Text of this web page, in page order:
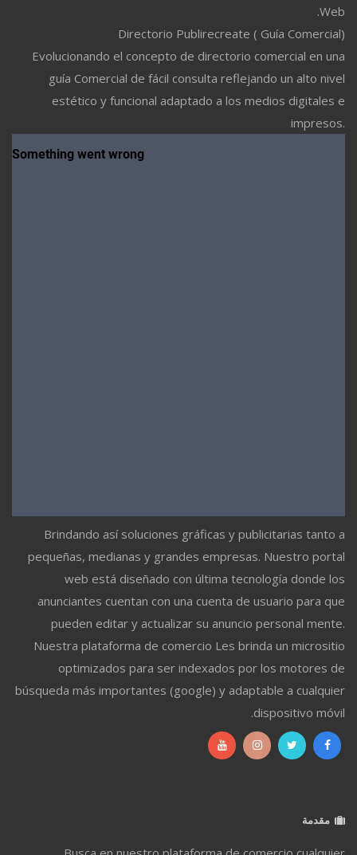
Web.
Directorio Publirecreate ( Guía Comercial)
Evolucionando el concepto de directorio comercial en una
guía Comercial de fácil consulta reflejando un alto nivel
estético y funcional adaptado a los medios digitales e
impresos.
Brindando así soluciones gráficas y publicitarias tanto a
pequeñas, medianas y grandes empresas. Nuestro portal
web está diseñado con última tecnología donde los
anunciantes cuentan con una cuenta de usuario para que
pueden editar y actualizar su anuncio personal mente.
Nuestra plataforma de comercio Les brinda un micrositio
optimizados para ser indexados por los motores de
búsqueda más importantes (google) y adaptable a cualquier
dispositivo móvil.
مقدمة